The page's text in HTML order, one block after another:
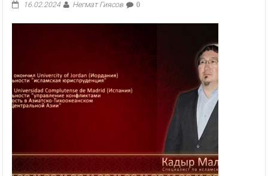
16.02.2024 Негмат Гиясов 0